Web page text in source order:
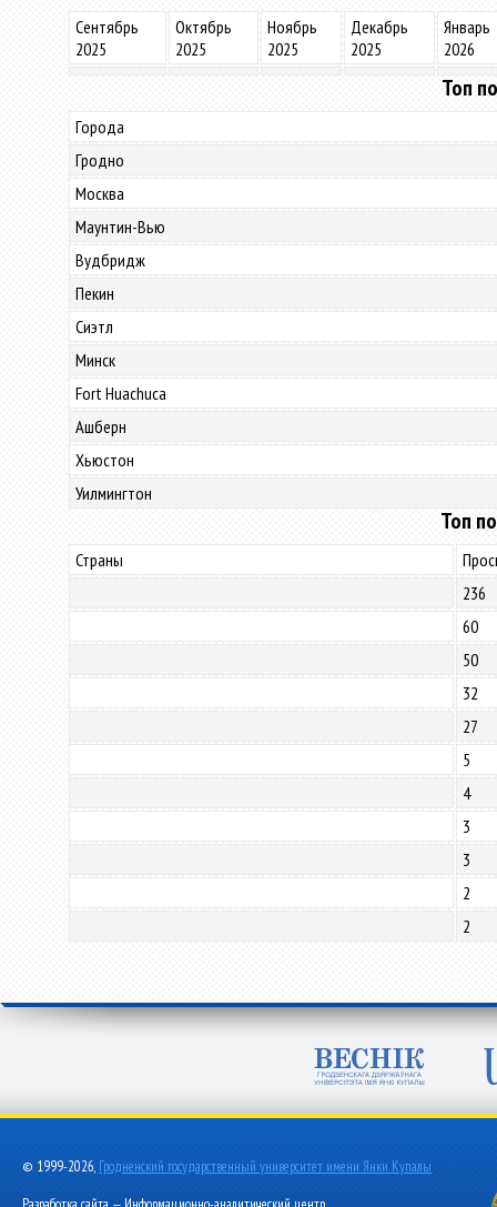
Сентябрь
2025
Октябрь
2025
Ноябрь
2025
Декабрь
2025
Январь
2026
Топ
Города
Гродно
Москва
Маунтин-Вью
Вудбридж
Пекин
Сиэтл
Минск
Fort Huachuca
Ашберн
Хьюстон
Уилмингтон
Топ
Страны
236
60
50
32
27
5
4
3
3
2
2
© 1999-2026, Гродненский государственный университет имени Янки Купалы